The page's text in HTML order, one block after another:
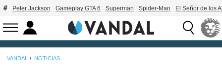
Peter Jackson Gameplay GTA 6 Superman Spider-Man El Señor de los
VANDAL NOTICIAS